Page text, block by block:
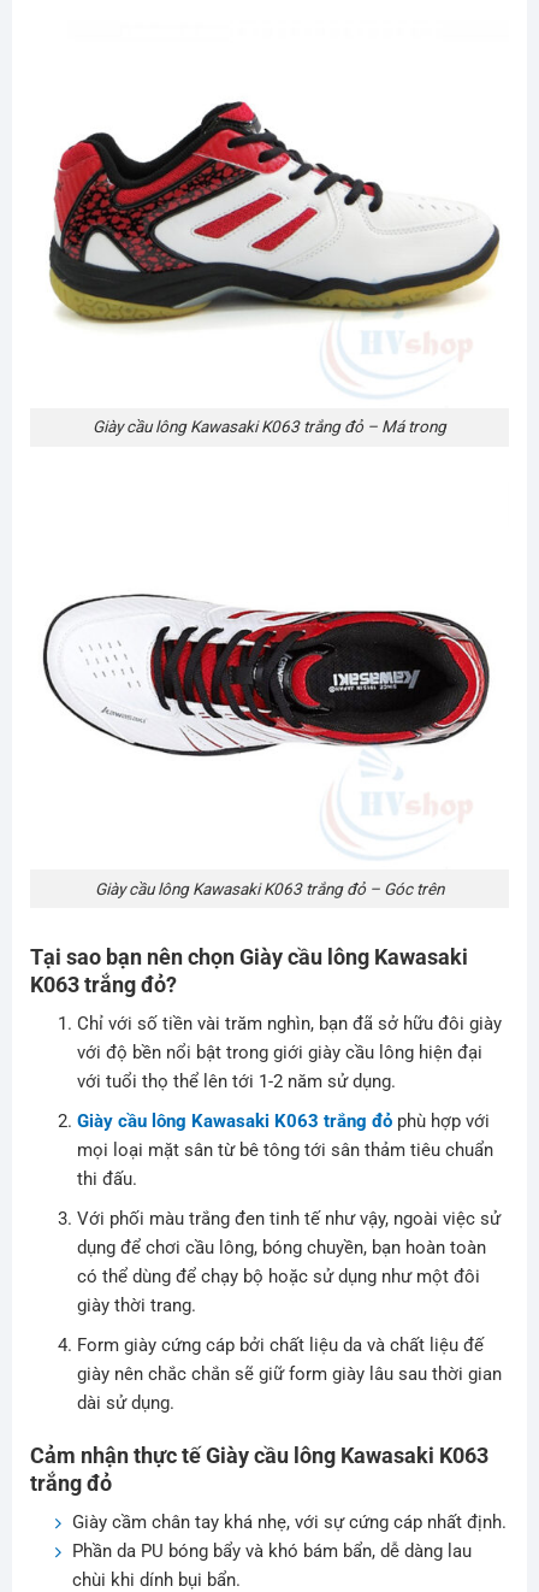
Giày cầu lông Kawasaki K063 trắng đỏ – Má trong
Giày cầu lông Kawasaki K063 trắng đỏ – Góc trên
Tại sao bạn nên chọn Giày cầu lông Kawasaki
K063 trắng đỏ?
Chỉ với số tiền vài trăm nghìn, bạn đã sở hữu đôi giày
với độ bền nổi bật trong giới giày cầu lông hiện đại
với tuổi thọ thể lên tới 1-2 năm sử dụng.
Giày cầu lông Kawasaki K063 trắng đỏ phù hợp với
mọi loại mặt sân từ bê tông tới sân thảm tiêu chuẩn
thi đấu.
Với phối màu trắng đen tinh tế như vậy, ngoài việc sử
dụng để chơi cầu lông, bóng chuyền, bạn hoàn toàn
có thể dùng để chạy bộ hoặc sử dụng như một đôi
giày thời trang.
Form giày cứng cáp bởi chất liệu da và chất liệu đế
giày nên chắc chắn sẽ giữ form giày lâu sau thời gian
dài sử dụng.
Cảm nhận thực tế Giày cầu lông Kawasaki K063
trắng đỏ
Giày cầm chân tay khá nhẹ, với sự cứng cáp nhất định.
Phần da PU bóng bẩy và khó bám bẩn, dễ dàng lau
chùi khi dính bụi bẩn.